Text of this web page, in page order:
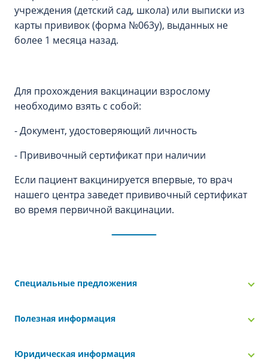
учреждения (детский сад, школа) или выписки из
карты прививок (форма №063у), выданных не
более 1 месяца назад.
Для прохождения вакцинации взрослому
необходимо взять с собой:
- Документ, удостоверяющий личность
- Прививочный сертификат при наличии
Если пациент вакцинируется впервые, то врач
нашего центра заведет прививочный сертификат
во время первичной вакцинации.
Специальные предложения
Полезная информация
Юридическая информация